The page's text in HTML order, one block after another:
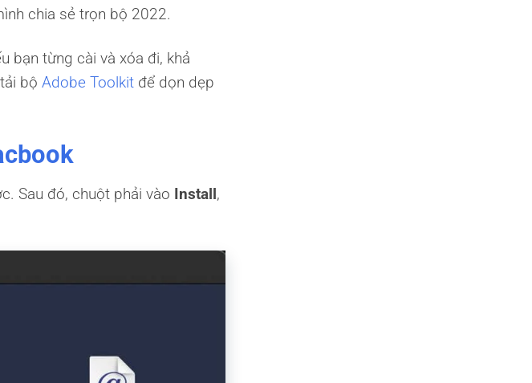
chia sẻ trọn bộ 2022.
bạn từng cài và xóa đi, khả
bộ Adobe Toolkit để dọn dẹp
Sau đó, chuột phải vào Install,